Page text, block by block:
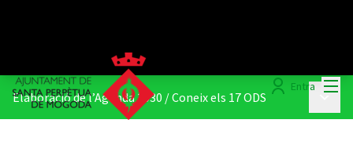
Entra
Elaboració de l’Agenda 2030 /Coneix els 17 ODS